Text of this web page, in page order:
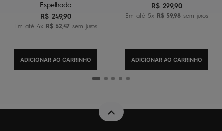
Espelhado
R$ 249,90
Em até 4x R$ 62, 47 sem juros
ADICIONAR AO CARRINHO
R$ 299,90
Em até 5x R$ 59,98sem juros
ADICIONAR AO CARRINHO